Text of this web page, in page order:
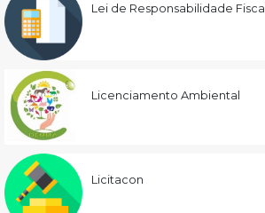
Lei de Responsabilidade Fiscal
Licenciamento Ambiental
Licitacon